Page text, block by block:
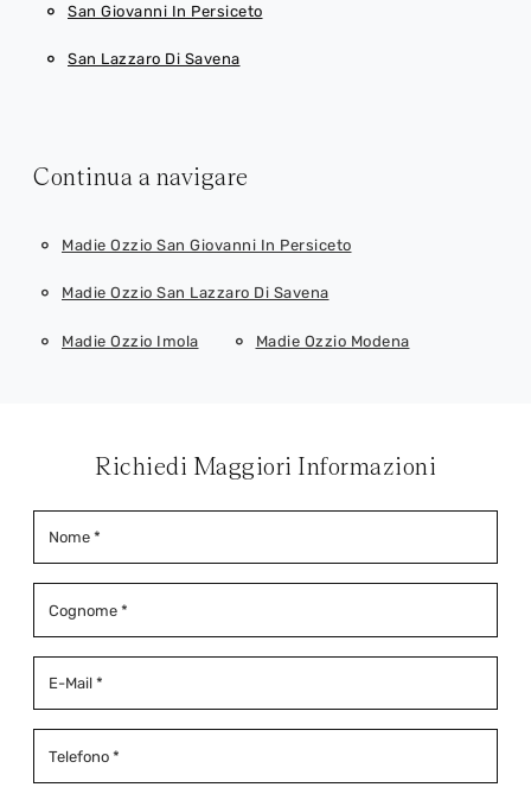
San Giovanni In Persiceto
San Lazzaro Di Savena
Continua a navigare
Madie Ozzio San Giovanni In Persiceto
Madie Ozzio San Lazzaro Di Savena
Madie Ozzio Imola Madie Ozzio Modena
Richiedi Maggiori Informazioni